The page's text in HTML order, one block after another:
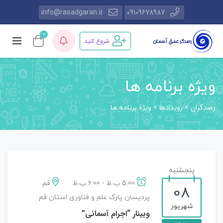
09109678987
info@rasadgaran.ir
شروع کنید
0
ویژه برنامه ها
رصدگران>رویدادها > ویژه برنامه ها
پنجشنبه
08
شهریور
قم
پردیسان پارک علم و فناوری استان قم
وبینار “اجرام آسمانی”